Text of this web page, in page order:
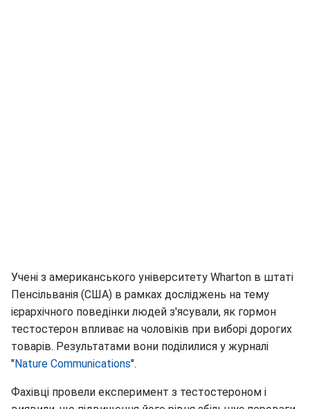
Учені з американського університету Wharton в штаті
Пенсільванія (США) в рамках досліджень на тему
ієрархічного поведінки людей з'ясували, як гормон
тестостерон впливає на чоловіків при виборі дорогих
товарів. Результатами вони поділилися у журналі
"Nature Communications".
Фахівці провели експеримент з тестостероном і